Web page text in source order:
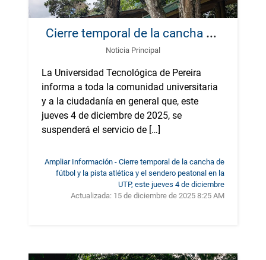
C
ierre temporal de la cancha de fútbol y la pista atlética y el sendero peatonal en la UTP, este jueves 4 de diciembre
Noticia Principal
La Universidad Tecnológica de Pereira
informa a toda la comunidad universitaria
y a la ciudadanía en general que, este
jueves 4 de diciembre de 2025, se
suspenderá el servicio de […]
Ampliar Información - Cierre temporal de la cancha de
fútbol y la pista atlética y el sendero peatonal en la
UTP, este jueves 4 de diciembre
Actualizada: 15 de diciembre de 2025 8:25 AM